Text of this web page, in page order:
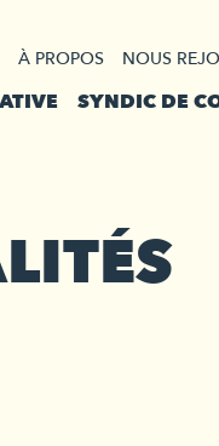
À PROPOS NOUS
SYNDIC DE